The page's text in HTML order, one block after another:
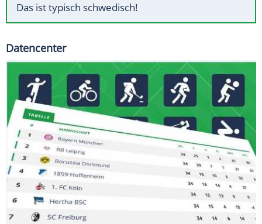
Das ist typisch schwedisch!
Datencenter